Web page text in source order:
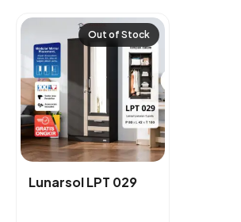
Out of Stock
Lunarsol LPT 029